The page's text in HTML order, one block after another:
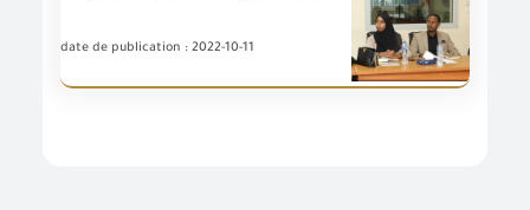
date de publication : 2022-10-11